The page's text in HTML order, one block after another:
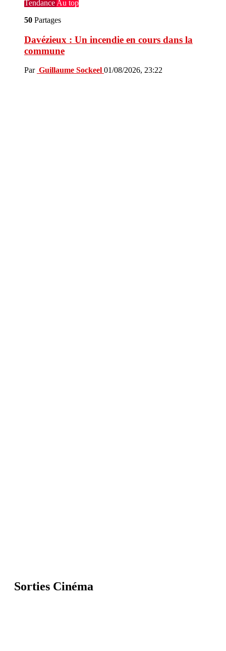
Tendance Au top
50 Partages
Davézieux : Un incendie en cours dans la
commune
Par Guillaume Sockeel 01/08/2026, 23:22
Sorties Cinéma